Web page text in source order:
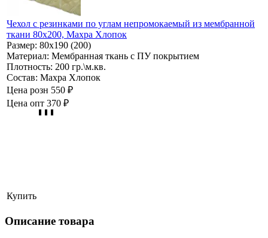
Чехол с резинками по углам непромокаемый из мембранной
ткани 80х200, Махра Хлопок
Размер: 80х190 (200)
Материал: Мембранная ткань с ПУ покрытием
Плотность: 200 гр.\м.кв.
Состав: Махра Хлопок
Цена розн 550 ₽
Цена опт 370 ₽
Купить
Описание товара